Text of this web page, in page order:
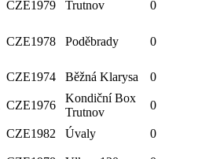
CZE1979 Trutnov 0
CZE1978 Poděbrady 0
CZE1974 Běžná Klarysa 0
CZE1976
Kondiční Box
Trutnov
0
CZE1982 Úvaly 0